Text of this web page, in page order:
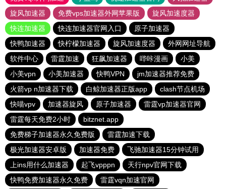
旋风加速器
免费vps加速器外网苹果版
旋风加速度器
快连加速器
快连加速器官网入口
原子加速器
快鸭加速器
快柠檬加速器 旋风加速度器
外网网址导航
软件中心
雷霆加速 狂飙加速器 哔咔漫画
小美
小美vpn
小美加速器 快鸭VPN
jm加速器推荐免费
火箭vp n加速器下载
白鲸加速器正版app
clash节点机场
快喵vpv
加速器旋风 原子加速器
雷霆vp加速器官网
雷霆每天免费2小时
bitznet.app
免费梯子加速器永久免费版
雷霆加速下载
极光加速器安卓版
加速器免费
飞驰加速器15分钟试用
上ins用什么加速器
起飞vpppn
天行npv官网下载
快鸭免费加速器永久免费
雷霆vqn加速官网